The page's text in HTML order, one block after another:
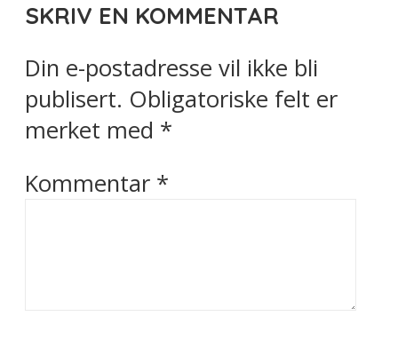
SKRIV EN KOMMENTAR
Din e-postadresse vil ikke bli
publisert. Obligatoriske felt er
merket med *
Kommentar *